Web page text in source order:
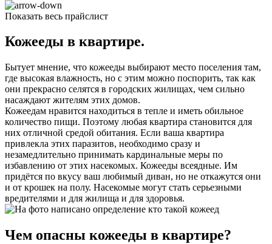
Показать весь прайслист
Кожееды в квартире.
Бытует мнение, что кожееды выбирают место поселения там,
где высокая влажность, но с этим можно поспорить, так как
они прекрасно селятся в городских жилищах, чем сильно
насаждают жителям этих домов.
Кожеедам нравится находиться в тепле и иметь обильное
количество пищи. Поэтому любая квартира становится для
них отличной средой обитания. Если ваша квартира
привлекла этих паразитов, необходимо сразу и
незамедлительно принимать кардинальные меры по
избавлению от этих насекомых. Кожееды всеядные. Им
придётся по вкусу ваш любимый диван, но не откажутся они
и от крошек на полу. Насекомые могут стать серьезными
вредителями и для жилища и для здоровья.
Чем опасны кожееды в квартире?